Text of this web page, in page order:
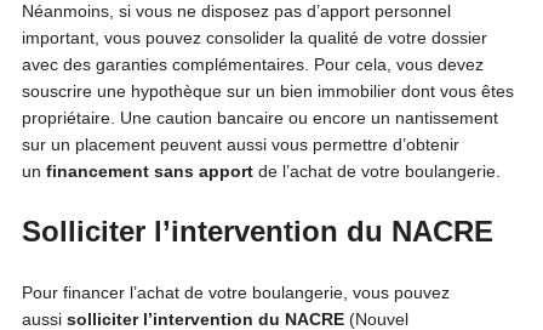
Néanmoins, si vous ne disposez pas d’apport personnel
important, vous pouvez consolider la qualité de votre dossier
avec des garanties complémentaires. Pour cela, vous devez
souscrire une hypothèque sur un bien immobilier dont vous êtes
propriétaire. Une caution bancaire ou encore un nantissement
sur un placement peuvent aussi vous permettre d’obtenir
un financement sans apportde l’achat de votre boulangerie.
Solliciter l’intervention du NACRE
Pour financer l’achat de votre boulangerie, vous pouvez
aussi solliciter l’intervention du NACRE(Nouvel